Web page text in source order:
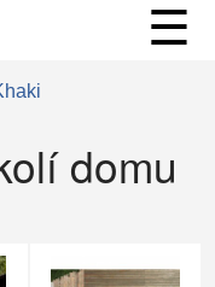
☰
domu